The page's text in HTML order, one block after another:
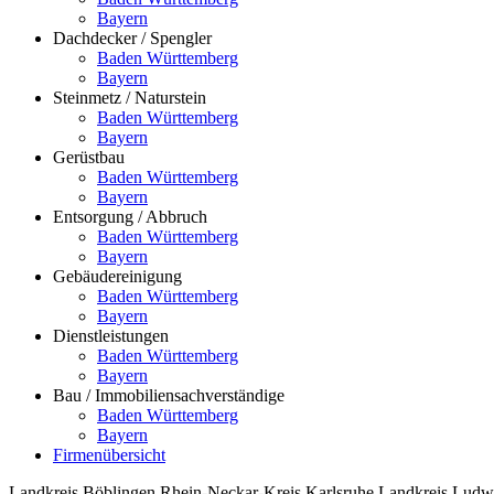
Bayern
Dachdecker / Spengler
Baden Württemberg
Bayern
Steinmetz / Naturstein
Baden Württemberg
Bayern
Gerüstbau
Baden Württemberg
Bayern
Entsorgung / Abbruch
Baden Württemberg
Bayern
Gebäudereinigung
Baden Württemberg
Bayern
Dienstleistungen
Baden Württemberg
Bayern
Bau / Immobiliensachverständige
Baden Württemberg
Bayern
Firmenübersicht